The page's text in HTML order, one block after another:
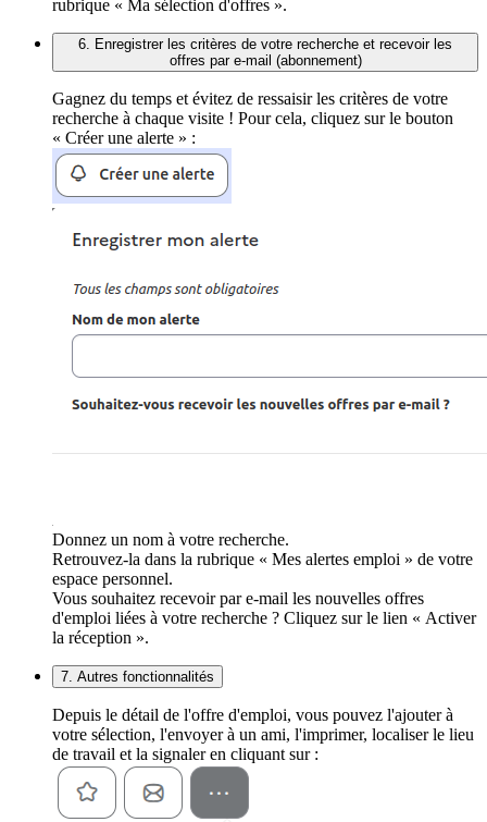
rubrique « Ma sélection d'offres ».
6. Enregistrer les critères de votre recherche et recevoir les
offres par e-mail (abonnement)
Gagnez du temps et évitez de ressaisir les critères de votre
recherche à chaque visite ! Pour cela, cliquez sur le bouton
« Créer une alerte » :
Donnez un nom à votre recherche.
Retrouvez-la dans la rubrique « Mes alertes emploi » de votre
espace personnel.
Vous souhaitez recevoir par e-mail les nouvelles offres
d'emploi liées à votre recherche ? Cliquez sur le lien « Activer
la réception ».
7. Autres fonctionnalités
Depuis le détail de l'offre d'emploi, vous pouvez l'ajouter à
votre sélection, l'envoyer à un ami, l'imprimer, localiser le lieu
de travail et la signaler en cliquant sur :